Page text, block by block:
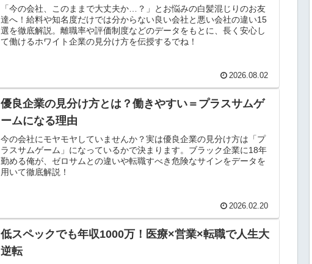
「今の会社、このままで大丈夫か…？」とお悩みの白髪混じりのお友
達へ！給料や知名度だけでは分からない良い会社と悪い会社の違い15
選を徹底解説。離職率や評価制度などのデータをもとに、長く安心し
て働けるホワイト企業の見分け方を伝授するでね！
2026.08.02
優良企業の見分け方とは？働きやすい＝プラスサムゲ
ームになる理由
今の会社にモヤモヤしていませんか？実は優良企業の見分け方は「プ
ラスサムゲーム」になっているかで決まります。ブラック企業に18年
勤める俺が、ゼロサムとの違いや転職すべき危険なサインをデータを
用いて徹底解説！
2026.02.20
低スペックでも年収1000万！医療×営業×転職で人生大
逆転